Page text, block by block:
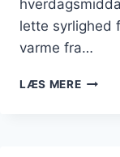
lette syrlighed
varme fra…
LÆS MERE